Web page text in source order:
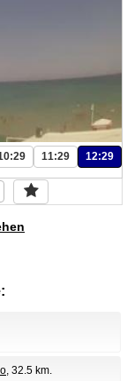
11:29 12:29
, 32.5 km.